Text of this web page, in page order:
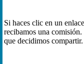
Si haces clic en un
recibamos una
que decidimos compartir.